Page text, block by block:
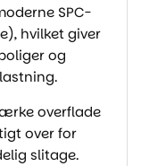
SPC-
hvilket giver
og
overflade
over for
slitage.